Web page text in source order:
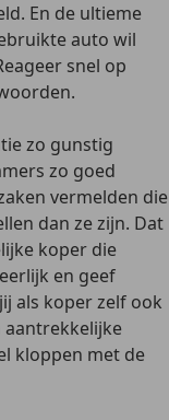
En de ultieme
auto wil
snel op
zo gunstig
zo goed
vermelden die
dan ze zijn. Dat
koper die
en geef
als koper zelf ook
aantrekkelijke
kloppen met de